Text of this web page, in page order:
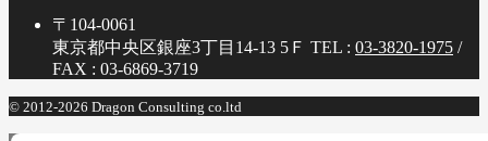
〒104-0061
東京都中央区銀座3丁目14-13 5Ｆ TEL : 03-3820-1975 /
FAX : 03-6869-3719
© 2012-2026 Dragon Consulting co.ltd